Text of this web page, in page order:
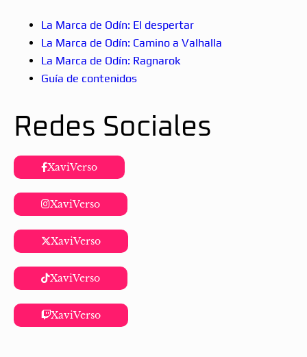
La Marca de Odín: El despertar
La Marca de Odín: Camino a Valhalla
La Marca de Odín: Ragnarok
Guía de contenidos
Redes Sociales
XaviVerso
XaviVerso
XaviVerso
XaviVerso
XaviVerso